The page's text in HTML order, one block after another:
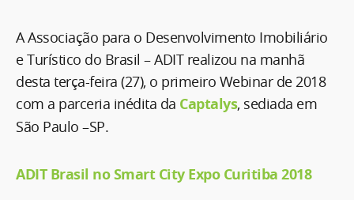
A Associação para o Desenvolvimento Imobiliário
e Turístico do Brasil – ADIT realizou na manhã
desta terça-feira (27), o primeiro Webinar de 2018
com a parceria inédita da Captalys, sediada em
São Paulo –SP.
ADIT Brasil no Smart City Expo Curitiba 2018